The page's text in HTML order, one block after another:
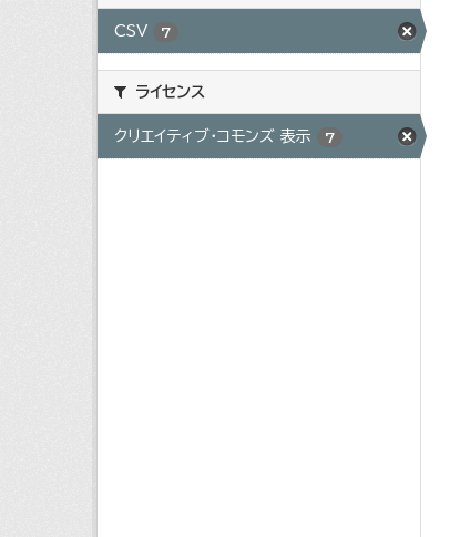
CSV 7
ライセンス
クリエイティブ・コモンズ 表示 7